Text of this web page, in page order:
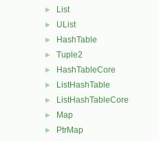
► List
► UList
► HashTable
► Tuple2
► HashTableCore
► ListHashTable
► ListHashTableCore
► Map
► PtrMap